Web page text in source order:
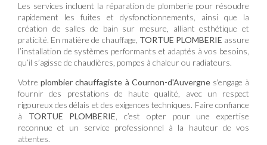
Les services incluent la réparation de plomberie pour résoudre
rapidement les fuites et dysfonctionnements, ainsi que la
création de salles de bain sur mesure, alliant esthétique et
praticité. En matière de chauffage, TORTUE PLOMBERIE assure
l’installation de systèmes performants et adaptés à vos besoins,
qu’il s’agisse de chaudières, pompes à chaleur ou radiateurs.
Votreplombier chauffagiste à Cournon-d'Auvergnes'engage à
fournir des prestations de haute qualité, avec un respect
rigoureux des délais et des exigences techniques. Faire confiance
à TORTUE PLOMBERIE , c’est opter pour une expertise
reconnue et un service professionnel à la hauteur de vos
attentes.